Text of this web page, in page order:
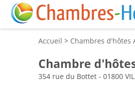
Accueil > Chambres d'hôtes
Chambre
354 rue du Bottet - 01800